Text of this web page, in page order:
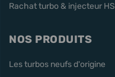
Rachat turbo & injecteur HS
NOS PRODUITS
Les turbos neufs d'origine